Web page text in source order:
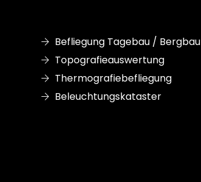
Befliegung Tagebau / Bergbau
Topografieauswertung
Thermografiebefliegung
Beleuchtungskataster